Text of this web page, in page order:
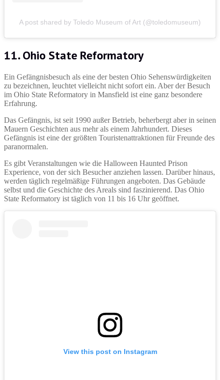
A post shared by Toledo Museum of Art (@toledomuseum)
11. Ohio State Reformatory
Ein Gefängnisbesuch als eine der besten Ohio Sehenswürdigkeiten
zu bezeichnen, leuchtet vielleicht nicht sofort ein. Aber der Besuch
im Ohio State Reformatory in Mansfield ist eine ganz besondere
Erfahrung.
Das Gefängnis, ist seit 1990 außer Betrieb, beherbergt aber in seinen
Mauern Geschichten aus mehr als einem Jahrhundert. Dieses
Gefängnis ist eine der größten Touristenattraktionen für Freunde des
paranormalen.
Es gibt Veranstaltungen wie die Halloween Haunted Prison
Experience, von der sich Besucher anziehen lassen. Darüber hinaus,
werden täglich regelmäßige Führungen angeboten. Das Gebäude
selbst und die Geschichte des Areals sind faszinierend. Das Ohio
State Reformatory ist täglich von 11 bis 16 Uhr geöffnet.
View this post on Instagram